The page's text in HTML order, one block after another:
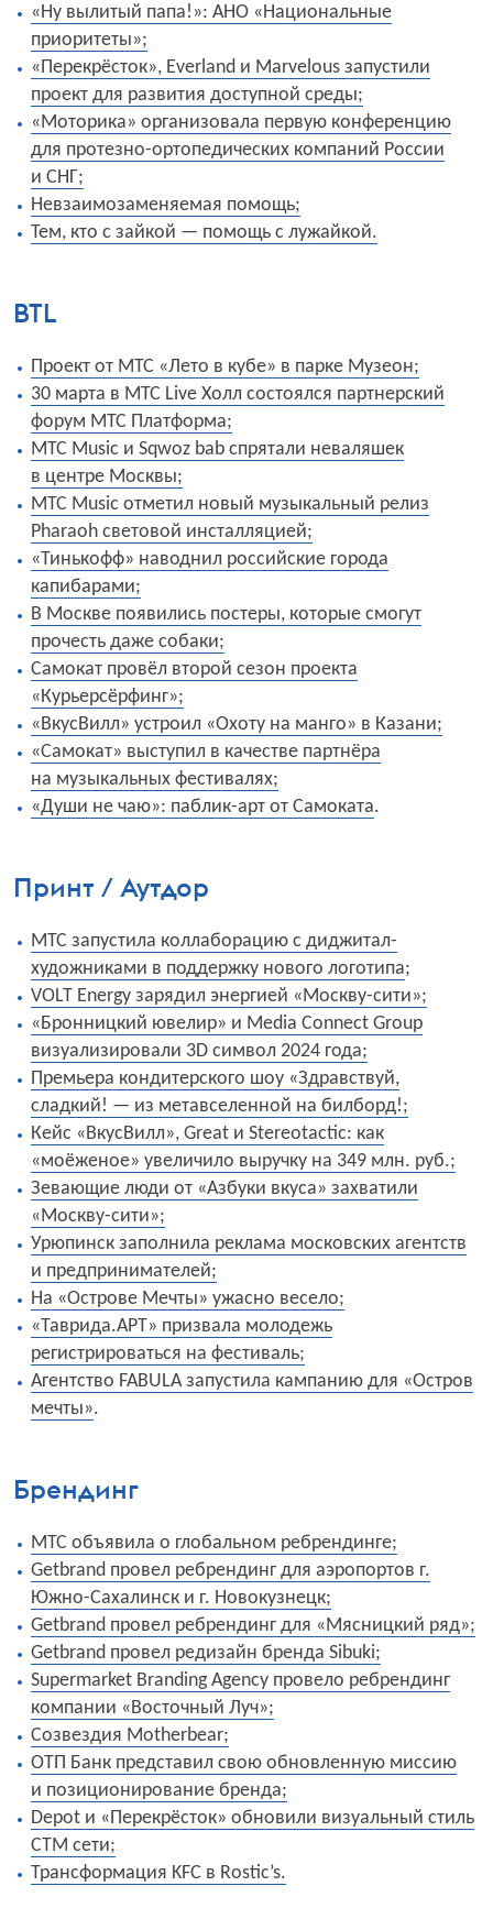
«Ну вылитый папа!»: АНО «Национальные
приоритеты»;
«Перекрёсток», Everland и Marvelous запустили
проект для развития доступной среды;
«Моторика» организовала первую конференцию
для протезно-ортопедических компаний России
и СНГ;
Невзаимозаменяемая помощь;
Тем, кто с зайкой — помощь с лужайкой.
BTL
Проект от МТС «Лето в кубе» в парке Музеон;
30 марта в МТС Live Холл состоялся партнерский
форум МТС Платформа;
МТС Music и Sqwoz bab спрятали неваляшек
в центре Москвы;
МТС Music отметил новый музыкальный релиз
Pharaoh световой инсталляцией;
«Тинькофф» наводнил российские города
капибарами;
В Москве появились постеры, которые смогут
прочесть даже собаки;
Самокат провёл второй сезон проекта
«Курьерсёрфинг»;
«ВкусВилл» устроил «Охоту на манго» в Казани;
«Самокат» выступил в качестве партнёра
на музыкальных фестивалях;
«Души не чаю»: паблик-арт от Самоката.
Принт / Аутдор
МТС запустила коллаборацию с диджитал-
художниками в поддержку нового логотипа;
VOLT Energy зарядил энергией «Москву-сити»;
«Бронницкий ювелир» и Media Сonnect Group
визуализировали 3D символ 2024 года;
Премьера кондитерского шоу «Здравствуй,
сладкий! — из метавселенной на билборд!;
Кейс «ВкусВилл», Great и Stereotactic: как
«моёженое» увеличило выручку на 349 млн. руб.;
Зевающие люди от «Азбуки вкуса» захватили
«Москву-сити»;
Урюпинск заполнила реклама московских агентств
и предпринимателей;
На «Острове Мечты» ужасно весело;
«Таврида.АРТ» призвала молодежь
регистрироваться на фестиваль;
Агентство FABULA запустила кампанию для «Остров
мечты».
Брендинг
МТС объявила о глобальном ребрендинге;
Getbrand провел ребрендинг для аэропортов г.
Южно-Сахалинск и г. Новокузнецк;
Getbrand провел ребрендинг для «Мясницкий ряд»;
Getbrand провел редизайн бренда Sibuki;
Supermarket Branding Agency провело ребрендинг
компании «Восточный Луч»;
Созвездия Motherbear;
ОТП Банк представил свою обновленную миссию
и позиционирование бренда;
Depot и «Перекрёсток» обновили визуальный стиль
СТМ сети;
Трансформация KFC в Rostic’s.